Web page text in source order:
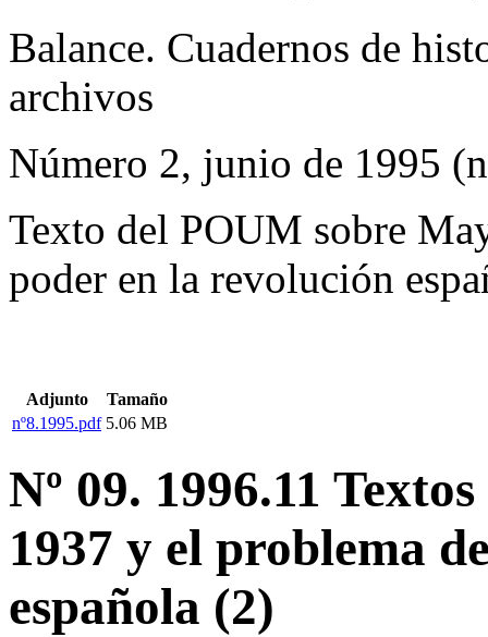
Balance. Cuadernos de
archivos
Número 2, junio de 1995
Texto del POUM sobre
poder en la revolución
Adjunto
Tamaño
nº8.1995.pdf 5.06 MB
Nº 09. 1996.11
1937 y el problema
española (2)